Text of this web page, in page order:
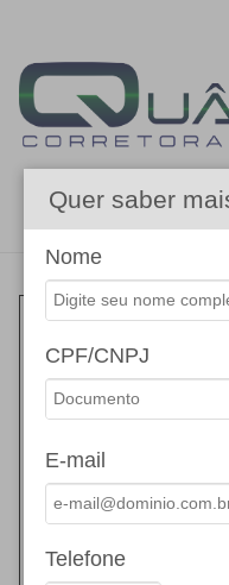
Menu
Quer saber
Nome
CPF/CNPJ
E-mail
Telefone